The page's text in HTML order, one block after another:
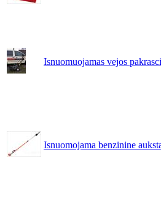
Isnuomuojamas vejos
Isnuomojama benzinine